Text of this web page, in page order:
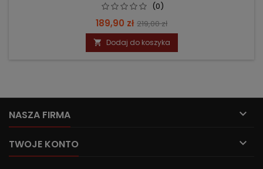
(0)
Cena
189,90 zł Cena
podstawowa
219,00 zł
 Dodaj do koszyka
NASZA FIRMA 
TWOJE KONTO 